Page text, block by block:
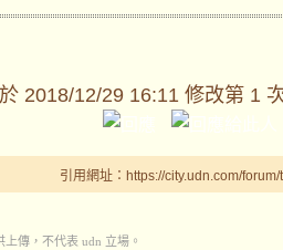
2018/12/29 16:11 修改第 1
引用網址：https://city.udn.com/
傳，不代表 udn 立場。